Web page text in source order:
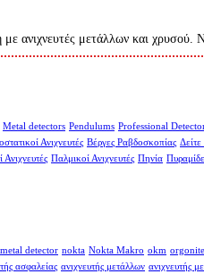
ανιχνευτές μετάλλων και χρυσού.
Metal detectors Pendulums Professional
Ανιχνευτές Βέργες Ραβδοσκοπίας
Ανιχνευτές Παλμικοί Ανιχνευτές Πηνία
metal detector nokta Nokta Makro okm
ασφαλείας ανιχνευτής μετάλλων ανιχνευτής